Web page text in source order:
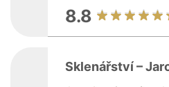
8.8
Sklenářství –